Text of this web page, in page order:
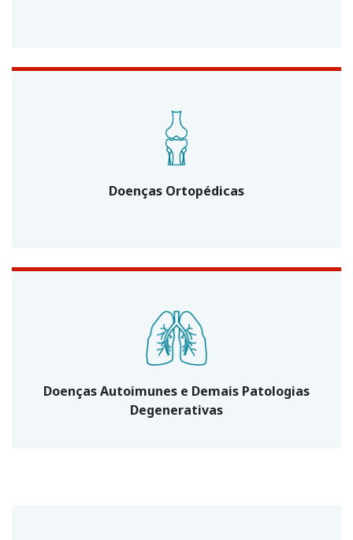
Doenças Ortopédicas
Doenças Autoimunes e Demais Patologias
Degenerativas